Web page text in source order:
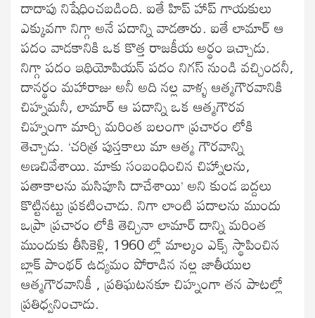
దాదాపు నిషేధించబడింది. ఐతే హిప్ హాప్ గాయకులు
ఎక్కువగా నిగ్గా అనే పదాన్ని వాడతారు. ఐతే లామార్ ఆ
పదం వాడకానికి ఒక కొత్త రాజకీయ అర్థం ఇచ్చాడు.
నిగ్గా పదం ఇథియోపియన్ పదం నిగస్ నుండి వచ్చిందనీ,
దానర్థం మహారాజు అనీ అది నల్ల వాళ్ళ ఆత్మగౌరవానికి
చిహ్నమనీ, లామార్ ఆ పదాన్ని ఒక ఆత్మగౌరవ
చిహ్నంగా మార్చి మరింత బలంగా ప్రచారం లోకి
తెచ్చాడు. ‘చరిత్ర పుస్తకాలు మా ఆత్మ గౌరవాన్ని
అణచివేశాయి. మాకు సంబంధించిన చిహ్నాలను,
పతాకాలను మసిపూసి దాచేశాయి’ అని కుండ బద్దలు
కొట్టినట్టు ప్రకటించాడు. నిగా లాంటి పదాలను ముందు
ఒప్రా ప్రచారం లోకి తెచ్చినా లామార్ దాన్ని మరింత
ముందుకు తీసికెళ్లి, 1960 ల్లో మాల్కం ఎక్స్ స్థాపించిన
బ్లాక్ పాంథర్ ఉద్యమం పోరాడిన నల్ల జాతీయుల
ఆత్మగౌరవానికీ , ప్రతిఘటనకూ చిహ్నంగా తన పాటల్లో
ప్రతిధ్వనించాడు.